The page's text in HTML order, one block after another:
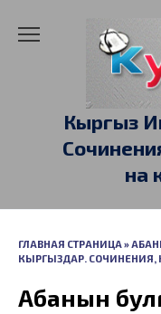
Кыргыз
на
ГЛАВНАЯ СТРАНИЦА»
КЫРГЫЗДАР. СОЧИНЕНИЯ,
Абанын